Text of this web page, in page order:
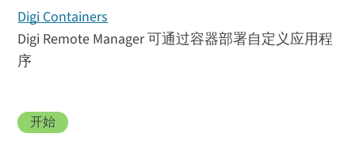
Digi Containers
Digi Remote Manager 可通过容器部署自定义应用程
序
开始